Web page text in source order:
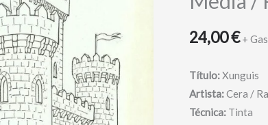
24,00€ +
Título:Xunguis
Artista:Cera /
Técnica: Tinta
Flunkerne
En
Edad
Media
/